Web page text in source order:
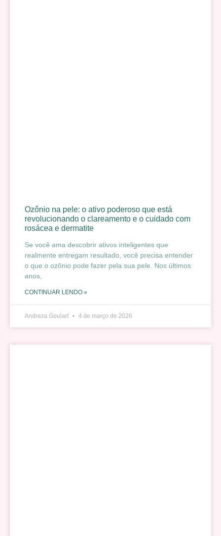
Ozônio na pele: o ativo poderoso que está
revolucionando o clareamento e o cuidado com
rosácea e dermatite
Se você ama descobrir ativos inteligentes que
realmente entregam resultado, você precisa entender
o que o ozônio pode fazer pela sua pele. Nos últimos
anos,
CONTINUAR LENDO »
Andreza Goulart 4 de março de 2026